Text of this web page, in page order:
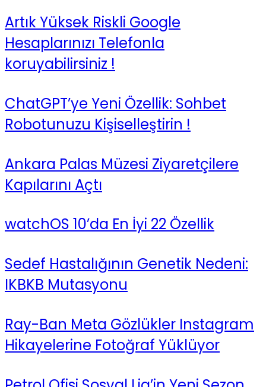
Artık Yüksek Riskli Google
Hesaplarınızı Telefonla
koruyabilirsiniz !
ChatGPT’ye Yeni Özellik: Sohbet
Robotunuzu Kişiselleştirin !
Ankara Palas Müzesi Ziyaretçilere
Kapılarını Açtı
watchOS 10’da En İyi 22 Özellik
Sedef Hastalığının Genetik Nedeni:
IKBKB Mutasyonu
Ray-Ban Meta Gözlükler Instagram
Hikayelerine Fotoğraf Yüklüyor